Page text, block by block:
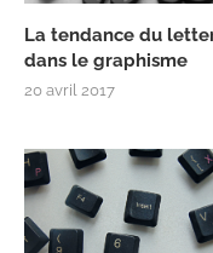
La tendance du
dans le graphisme
20 avril 2017